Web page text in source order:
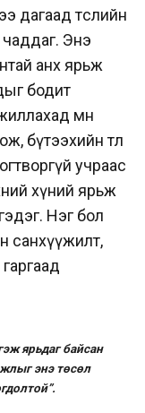
дагаад төслийн
Энэ
анх ярьж
бодит
өмнө
төлөө
учраас
хүний ярьж
Нэг бол
санхүүжилт,
ярьдаг байсан
энэ төсөл